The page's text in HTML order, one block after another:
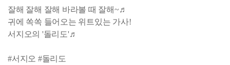
잘해 잘해 잘해 바라볼 때 잘해~♬
귀에 쏙쏙 들어오는 위트있는 가사!
서지오의 '돌리도'♬
#서지오 #돌리도